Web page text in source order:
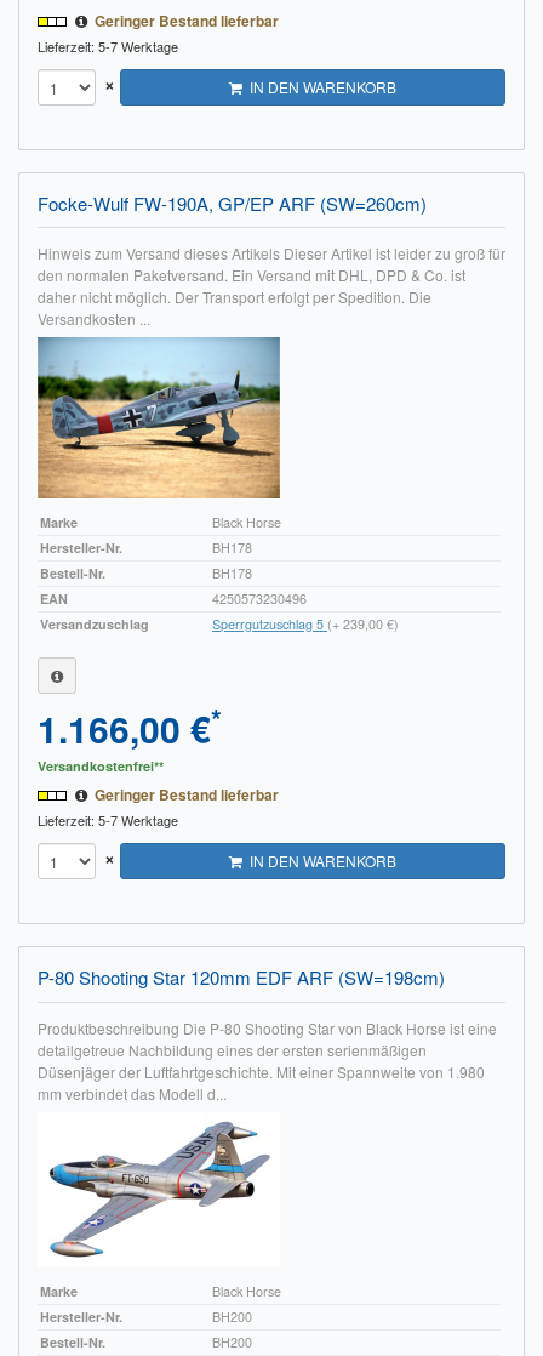
Geringer Bestand lieferbar
Lieferzeit: 5-7 Werktage
× IN DEN WARENKORB
Focke-Wulf FW-190A, GP/EP ARF (SW=260cm)
Hinweis zum Versand dieses Artikels Dieser Artikel ist leider zu groß für
den normalen Paketversand. Ein Versand mit DHL, DPD & Co. ist
daher nicht möglich. Der Transport erfolgt per Spedition. Die
Versandkosten ...
Marke
Black Horse
Hersteller-Nr.
BH178
Bestell-Nr.
BH178
EAN
4250573230496
Versandzuschlag
Sperrgutzuschlag 5 (+ 239,00 €)
1.166,00 €*
Versandkostenfrei**
Geringer Bestand lieferbar
Lieferzeit: 5-7 Werktage
× IN DEN WARENKORB
P-80 Shooting Star 120mm EDF ARF (SW=198cm)
Produktbeschreibung Die P-80 Shooting Star von Black Horse ist eine
detailgetreue Nachbildung eines der ersten serienmäßigen
Düsenjäger der Luftfahrtgeschichte. Mit einer Spannweite von 1.980
mm verbindet das Modell d...
Marke
Black Horse
Hersteller-Nr.
BH200
Bestell-Nr.
BH200